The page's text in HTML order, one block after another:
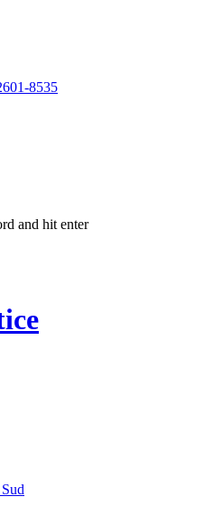
8535
and hit enter